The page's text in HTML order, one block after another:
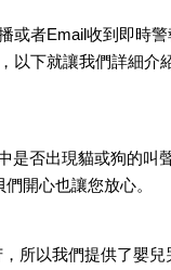
或者Email收到即時警
以下就讓我們詳細介
是否出現貓或狗的叫
開心也讓您放心。
所以我們提供了嬰兒